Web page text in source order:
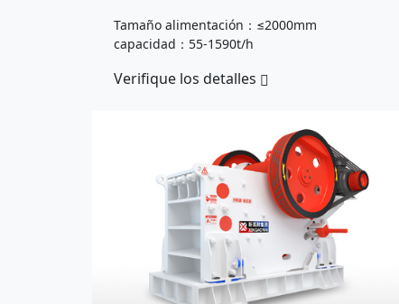
Tamaño alimentación：≤2000mm
capacidad：55-1590t/h
Verifique los detalles